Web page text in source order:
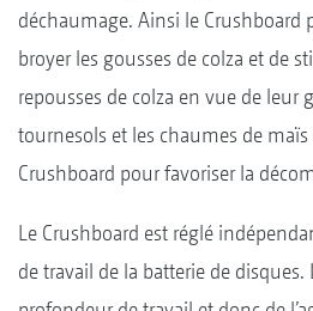
déchaumage. Ainsi le Crushboard
broyer les gousses de colza et de
repousses de colza en vue de leur
tournesols et les chaumes de
Crushboard pour favoriser la
Le Crushboard est réglé
de travail de la batterie de disques.